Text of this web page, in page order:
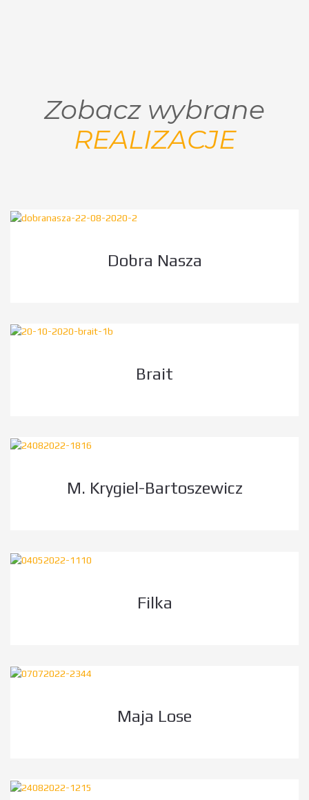
Zobacz wybrane
REALIZACJE
Dobra Nasza
Brait
M. Krygiel-Bartoszewicz
Filka
Maja Lose